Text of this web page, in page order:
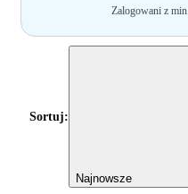
Zalogowani z
Sortuj:
Najnowsze